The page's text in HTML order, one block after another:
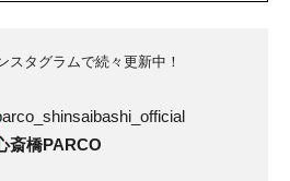
スタグラムで続々更新中！
斎橋PARCO